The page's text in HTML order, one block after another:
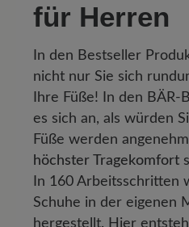
für Herren
In den Bestseller
nicht nur Sie sich
Ihre Füße! In den
es sich an, als würden
Füße werden
höchster Tragekomfort
In 160 Arbeitsschritten
Schuhe in der eigenen
hergestellt. Hier